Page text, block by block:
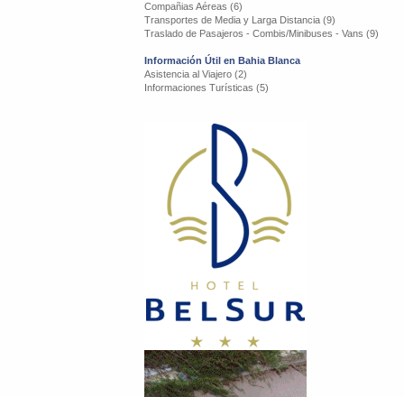
Compañias Aéreas (6)
Transportes de Media y Larga Distancia (9)
Traslado de Pasajeros - Combis/Minibuses - Vans (9)
Información Útil en Bahia Blanca
Asistencia al Viajero (2)
Informaciones Turísticas (5)